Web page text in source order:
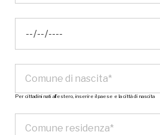
Per cittadini nati all’estero, inserire il paese e la città di nascita